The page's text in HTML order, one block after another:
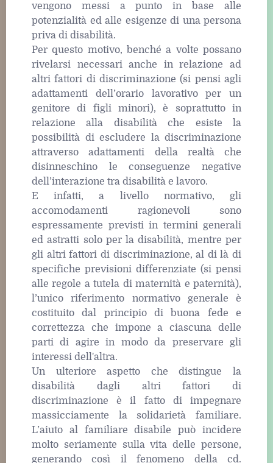
vengono messi a punto in base alle
potenzialità ed alle esigenze di una persona
priva di disabilità.
Per questo motivo, benché a volte possano
rivelarsi necessari anche in relazione ad
altri fattori di discriminazione (si pensi agli
adattamenti dell’orario lavorativo per un
genitore di figli minori), è soprattutto in
relazione alla disabilità che esiste la
possibilità di escludere la discriminazione
attraverso adattamenti della realtà che
disinneschino le conseguenze negative
dell’interazione tra disabilità e lavoro.
E infatti, a livello normativo, gli
accomodamenti ragionevoli sono
espressamente previsti in termini generali
ed astratti solo per la disabilità, mentre per
gli altri fattori di discriminazione, al di là di
specifiche previsioni differenziate (si pensi
alle regole a tutela di maternità e paternità),
l’unico riferimento normativo generale è
costituito dal principio di buona fede e
correttezza che impone a ciascuna delle
parti di agire in modo da preservare gli
interessi dell'altra.
Un ulteriore aspetto che distingue la
disabilità dagli altri fattori di
discriminazione è il fatto di impegnare
massicciamente la solidarietà familiare.
L’aiuto al familiare disabile può incidere
molto seriamente sulla vita delle persone,
generando così il fenomeno della cd.